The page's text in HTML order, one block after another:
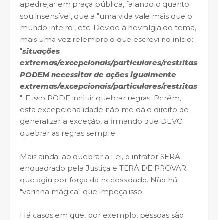
apedrejar em praça pública, falando o quanto
sou insensível, que a "uma vida vale mais que o
mundo inteiro", etc. Devido à nevralgia do tema,
mais uma vez relembro o que escrevi no início:
"situações
extremas/excepcionais/particulares/restritas
PODEM necessitar de ações igualmente
extremas/excepcionais/particulares/restritas
". E isso PODE incluir quebrar regras. Porém,
esta excepcionalidade não me dá o direito de
generalizar a exceção, afirmando que DEVO
quebrar as regras sempre.
Mais ainda: ao quebrar a Lei, o infrator SERÁ
enquadrado pela Justiça e TERÁ DE PROVAR
que agiu por força da necessidade. Não há
"varinha mágica" que impeça isso.
Há casos em que, por exemplo, pessoas são